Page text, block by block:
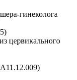
гинеколога
цервикального